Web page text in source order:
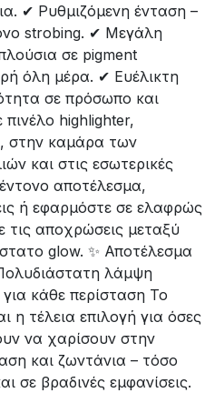
✔ Ρυθμιζόμενη ένταση –
strobing. ✔ Μεγάλη
σε pigment
όλη μέρα. ✔ Ευέλικτη
σε πρόσωπο και
highlighter,
στην καμάρα των
και στις εσωτερικές
αποτέλεσμα,
ή εφαρμόστε σε ελαφρώς
τις αποχρώσεις μεταξύ
glow. ✨ Αποτέλεσμα
λάμψη
κάθε περίσταση Το
η τέλεια επιλογή για όσες
να χαρίσουν στην
και ζωντάνια – τόσο
σε βραδινές εμφανίσεις.